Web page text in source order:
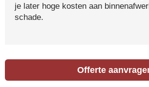
je later hoge kosten aan
schade.
Offerte